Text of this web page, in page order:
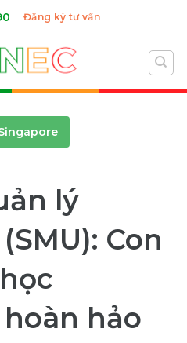
Đăng ký tư vấn
lý
Con
hảo